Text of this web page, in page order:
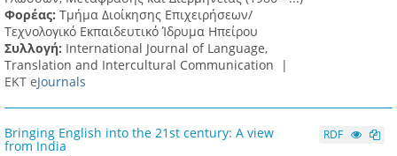
Φορέας: Τμήμα Διοίκησης Επιχειρήσεων/
Τεχνολογικό Εκπαιδευτικό Ίδρυμα Ηπείρου
Συλλογή: International Journal of Language,
Translation and Intercultural Communication |
ΕΚΤ eJournals
Bringing English into the 21st century: A view
from India
RDF